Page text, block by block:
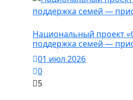
Национальный проект
поддержка семей —
01 июл 2026
0
5